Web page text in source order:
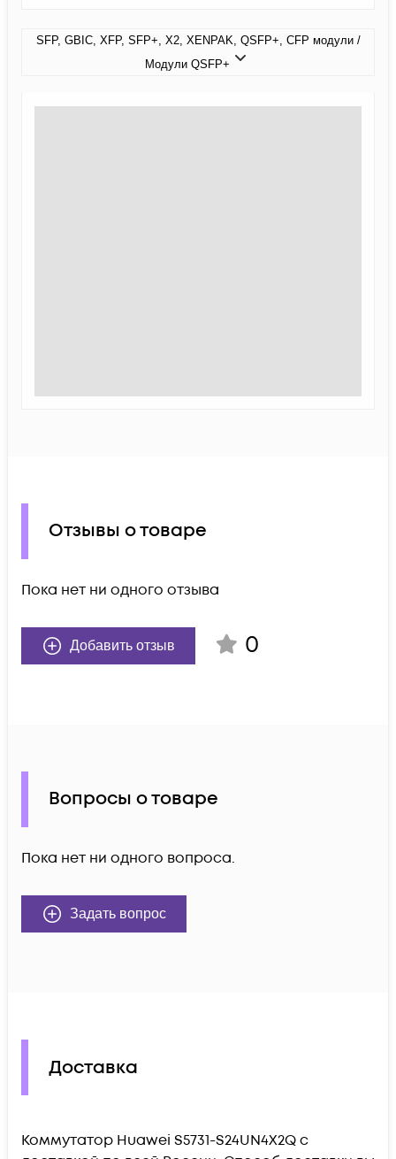
SFP, GBIC, XFP, SFP+, X2, XENPAK, QSFP+, CFP модули /
Модули QSFP+
Отзывы о товаре
Пока нет ни одного отзыва
Добавить отзыв 0
Вопросы о товаре
Пока нет ни одного вопроса.
Задать вопрос
Доставка
Коммутатор Huawei S5731-S24UN4X2Q c